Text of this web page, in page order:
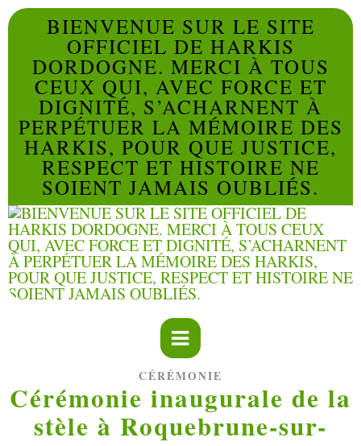
BIENVENUE SUR LE SITE
OFFICIEL DE HARKIS
DORDOGNE. MERCI À TOUS
CEUX QUI, AVEC FORCE ET
DIGNITÉ, S’ACHARNENT À
PERPÉTUER LA MÉMOIRE DES
HARKIS, POUR QUE JUSTICE,
RESPECT ET HISTOIRE NE
SOIENT JAMAIS OUBLIÉS.
CÉRÉMONIE
Cérémonie inaugurale de la
stèle à Roquebrune-sur-